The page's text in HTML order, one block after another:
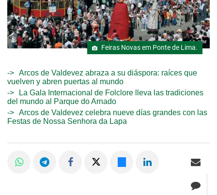
Feiras Novas em Ponte de Lima.
Arcos de Valdevez abraza a su diáspora: raíces que
vuelven y abren puertas al mundo
La Gala Internacional de Folclore lleva las tradiciones
del mundo al Parque do Arnado
Arcos de Valdevez celebra nueve días grandes con las
Festas de Nossa Senhora da Lapa